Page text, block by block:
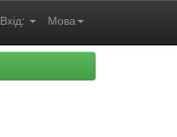
Мова
Вхід: